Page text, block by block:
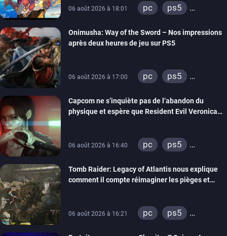
06 août 2026 à 18:01 pc
ps5
switch 2
Onimusha: Way of the Sword – Nos impressions
après deux heures de jeu sur PS5
06 août 2026 à 17:00 pc
ps5
switch 2
Capcom ne s’inquiète pas de l’abandon du
physique et espère que Resident Evil Veronica
06 août 2026 à 16:40 pc
ps5
switch 2
Tomb Raider: Legacy of Atlantis nous explique
comment il compte réimaginer les pièges et
06 août 2026 à 16:21 pc
ps5